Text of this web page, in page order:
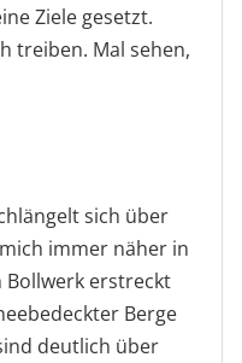
Ziele gesetzt.
treiben. Mal sehen,
sich über
immer näher in
Bollwerk erstreckt
Berge
deutlich über